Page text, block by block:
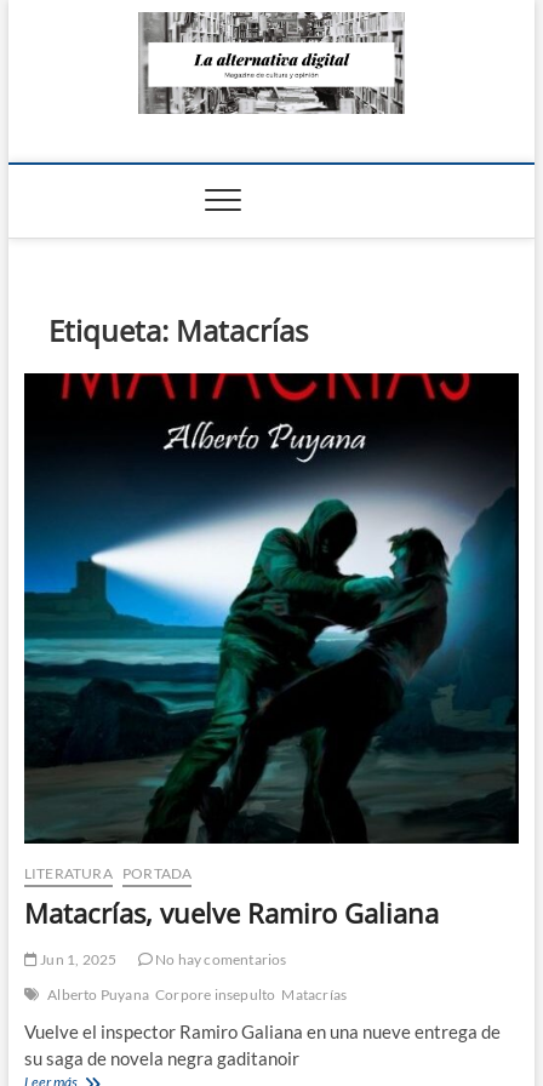
La Alternativa
Etiqueta: Matacrías
LITERATURA PORTADA
Matacrías, vuelve Ramiro Galiana
Jun 1, 2025
No hay comentarios
Alberto Puyana Corpore insepulto Matacrías
Vuelve el inspector Ramiro Galiana en una nueve entrega de
su saga de novela negra gaditanoir
Leer másMatacrías,